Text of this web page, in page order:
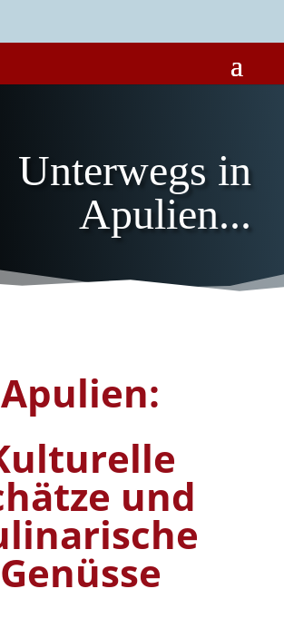
Unterwegs in
Apulien...
Apulien:
und
Genüsse